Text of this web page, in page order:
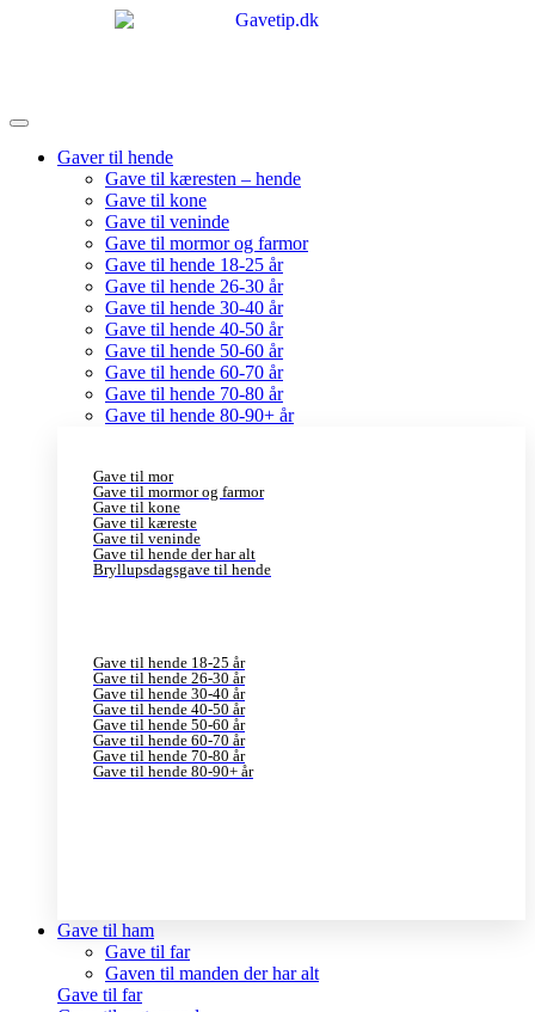
Gaver til hende
Gave til kæresten – hende
Gave til kone
Gave til veninde
Gave til mormor og farmor
Gave til hende 18-25 år
Gave til hende 26-30 år
Gave til hende 30-40 år
Gave til hende 40-50 år
Gave til hende 50-60 år
Gave til hende 60-70 år
Gave til hende 70-80 år
Gave til hende 80-90+ år
Gave til mor
Gave til mormor og farmor
Gave til kone
Gave til kæreste
Gave til veninde
Gave til hende der har alt
Bryllupsdagsgave til hende
Gave til hende 18-25 år
Gave til hende 26-30 år
Gave til hende 30-40 år
Gave til hende 40-50 år
Gave til hende 50-60 år
Gave til hende 60-70 år
Gave til hende 70-80 år
Gave til hende 80-90+ år
Gave til ham
Gave til far
Gaven til manden der har alt
Gave til far